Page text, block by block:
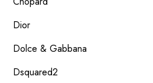
Dior
Dolce & Gabbana
Dsquared2